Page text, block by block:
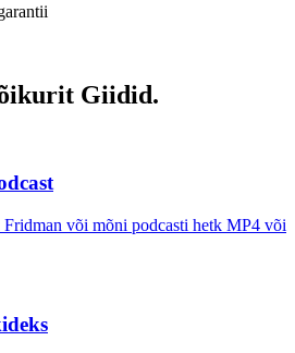
Giidid.
või mõni podcasti hetk MP4 või